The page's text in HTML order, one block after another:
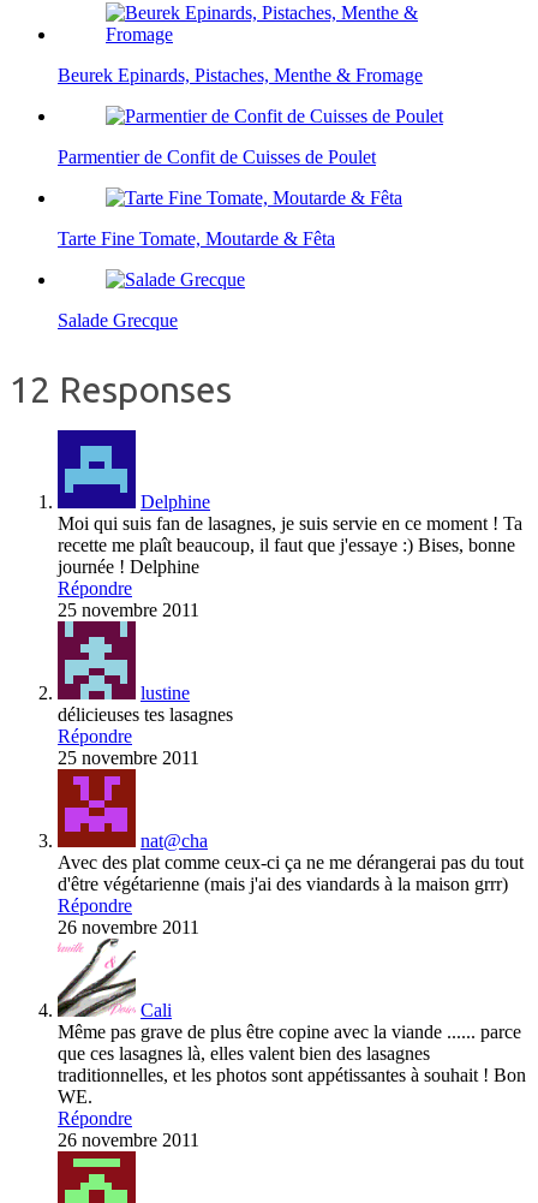
Beurek Epinards, Pistaches, Menthe & Fromage
Parmentier de Confit de Cuisses de Poulet
Tarte Fine Tomate, Moutarde & Fêta
Salade Grecque
12 Responses
Delphine
Moi qui suis fan de lasagnes, je suis servie en ce moment ! Ta
recette me plaît beaucoup, il faut que j'essaye :) Bises, bonne
journée ! Delphine
Répondre
25 novembre 2011
lustine
délicieuses tes lasagnes
Répondre
25 novembre 2011
nat@cha
Avec des plat comme ceux-ci ça ne me dérangerai pas du tout
d'être végétarienne (mais j'ai des viandards à la maison grrr)
Répondre
26 novembre 2011
Cali
Même pas grave de plus être copine avec la viande ...... parce
que ces lasagnes là, elles valent bien des lasagnes
traditionnelles, et les photos sont appétissantes à souhait ! Bon
WE.
Répondre
26 novembre 2011